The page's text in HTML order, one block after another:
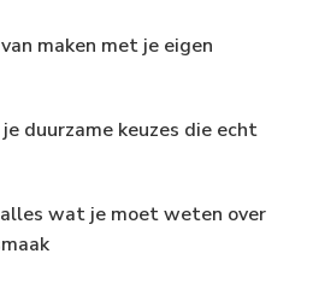
maken met je eigen
duurzame keuzes die echt
alles wat je moet weten over